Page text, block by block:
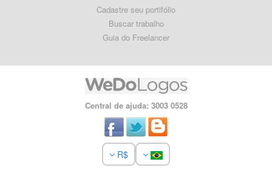
Cadastre seu portifólio
Buscar trabalho
Guia do Freelancer
Central de ajuda: 3003 0528
R$